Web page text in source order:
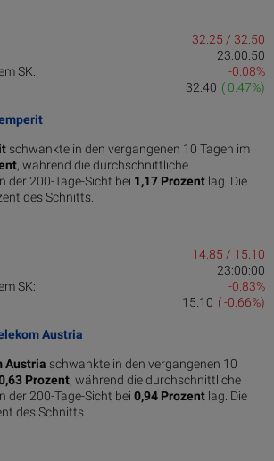
32.25 / 32.50
23:00:50
SK:
-0.08%
( 0.47%)
32.40
schwankte in den vergangenen 10 Tagen im
, während die durchschnittliche
der 200-Tage-Sicht bei 1,17 Prozent lag. Die
des Schnitts.
14.85 / 15.10
23:00:00
SK:
-0.83%
( -0.66%)
15.10
Austria
Austria schwankte in den vergangenen 10
Pro­zent, während die durchschnittliche
der 200-Tage-Sicht bei 0,94 Prozent lag. Die
des Schnitts.